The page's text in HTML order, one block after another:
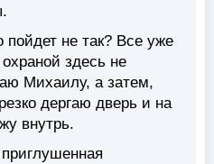
не так? Все уже
здесь не
Михаилу, а затем,
дергаю дверь и на
внутрь.